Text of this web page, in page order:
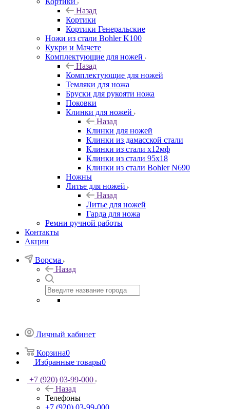
Назад
Кортики
Кортики Генеральские
Ножи из стали Bohler K100
Кукри и Мачете
Комплектующие для ножей
Назад
Комплектующие для ножей
Темляки для ножа
Бруски для рукояти ножа
Поковки
Клинки для ножей
Назад
Клинки для ножей
Клинки из дамасской стали
Клинки из стали х12мф
Клинки из стали 95х18
Клинки из стали Bohler N690
Ножны
Литье для ножей
Назад
Литье для ножей
Гарда для ножа
Ремни ручной работы
Контакты
Акции
Ворсма
Назад
Личный кабинет
Корзина0
Избранные товары0
+7 (920) 03-99-000
Назад
Телефоны
+7 (920) 03-99-000